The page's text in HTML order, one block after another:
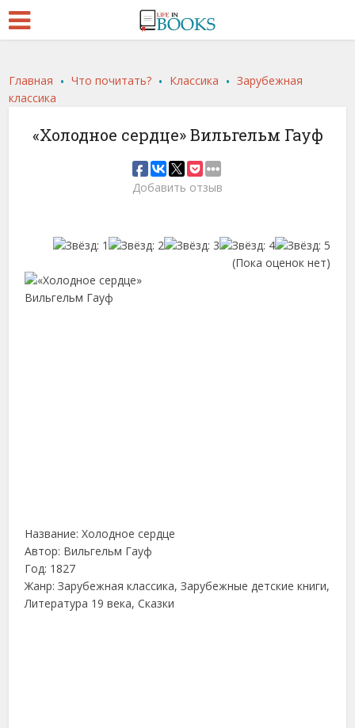
Главная .Что почитать? . Классика .Зарубежная
классика
«Холодное сердце» Вильгельм Гауф
Добавить отзыв
(Пока оценок нет)
Название: Холодное сердце
Автор: Вильгельм Гауф
Год: 1827
Жанр: Зарубежная классика, Зарубежные детские книги,
Литература 19 века, Сказки